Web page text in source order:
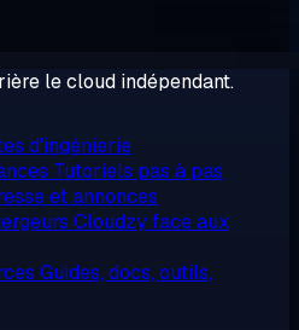
le cloud indépendant.
d'ingénierie
Tutoriels pas à pas
et annonces
Cloudzy face aux
Guides, docs, outils,